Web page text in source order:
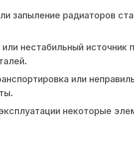
запыление радиаторов
нестабильный источник
или
некоторые